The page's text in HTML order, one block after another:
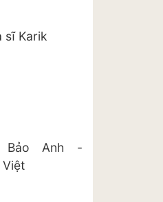
sĩ Karik
Bảo Anh -
Việt